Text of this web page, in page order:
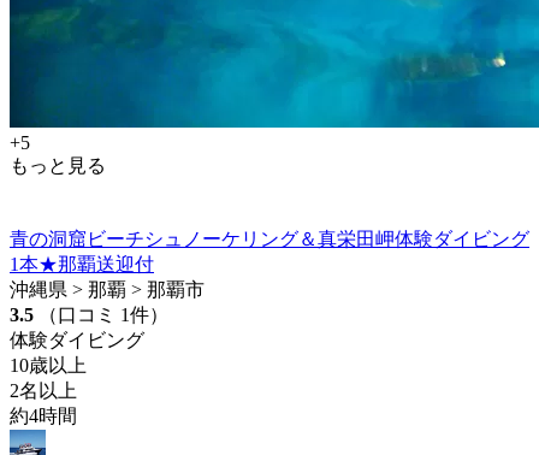
+5
もっと見る
青の洞窟ビーチシュノーケリング＆真栄田岬体験ダイビング
1本★那覇送迎付
沖縄県 > 那覇 > 那覇市
3.5
（口コミ 1件）
体験ダイビング
10歳以上
2名以上
約4時間